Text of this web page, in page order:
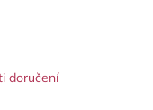
doručení